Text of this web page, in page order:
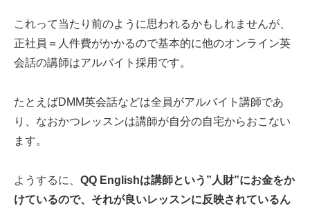
これって当たり前のように思われるかもしれませんが、
正社員＝人件費がかかるので基本的に他のオンライン英
会話の講師はアルバイト採用です。
たとえばDMM英会話などは全員がアルバイト講師であ
り、なおかつレッスンは講師が自分の自宅からおこない
ます。
ようするに、 QQ Englishは講師という”人財”にお金をか
けているので、それが良いレッスンに反映されているん